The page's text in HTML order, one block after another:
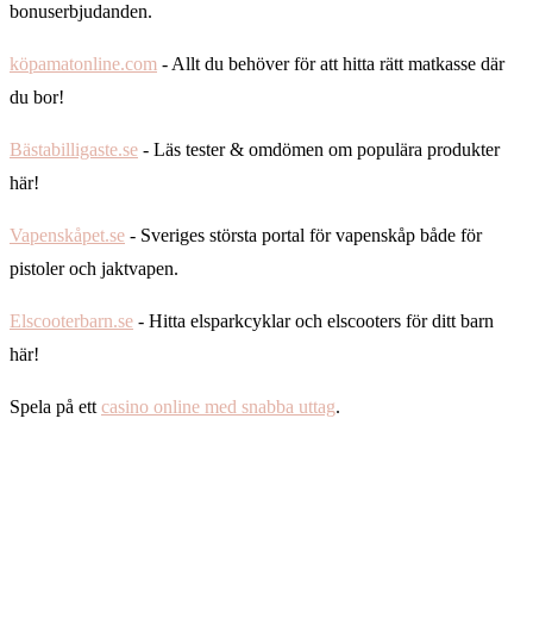
bonuserbjudanden.
köpamatonline.com - Allt du behöver för att hitta rätt matkasse där
du bor!
Bästabilligaste.se - Läs tester & omdömen om populära produkter
här!
Vapenskåpet.se - Sveriges största portal för vapenskåp både för
pistoler och jaktvapen.
Elscooterbarn.se - Hitta elsparkcyklar och elscooters för ditt barn
här!
Spela på ettcasino online med snabba uttag.